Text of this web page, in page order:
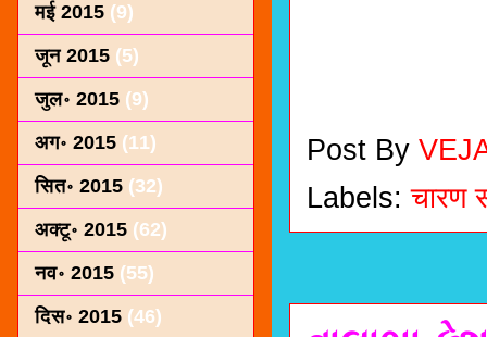
Post By
Labels:चारण
मई 2015 (9)
जून 2015 (5)
जुल॰ 2015 (9)
अग॰ 2015 (11)
सित॰ 2015 (32)
अक्टू॰ 2015 (62)
नव॰ 2015 (55)
दिस॰ 2015 (46)